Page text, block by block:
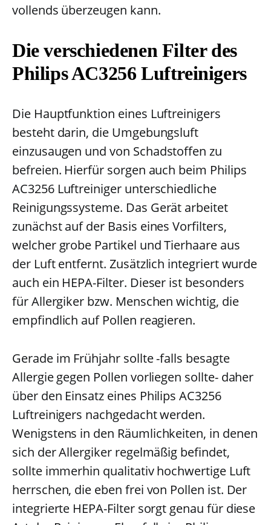
vollends überzeugen kann.
Die verschiedenen Filter des
Philips AC3256 Luftreinigers
Die Hauptfunktion eines Luftreinigers
besteht darin, die Umgebungsluft
einzusaugen und von Schadstoffen zu
befreien. Hierfür sorgen auch beim Philips
AC3256 Luftreiniger unterschiedliche
Reinigungssysteme. Das Gerät arbeitet
zunächst auf der Basis eines Vorfilters,
welcher grobe Partikel und Tierhaare aus
der Luft entfernt. Zusätzlich integriert wurde
auch ein HEPA-Filter. Dieser ist besonders
für Allergiker bzw. Menschen wichtig, die
empfindlich auf Pollen reagieren.
Gerade im Frühjahr sollte -falls besagte
Allergie gegen Pollen vorliegen sollte- daher
über den Einsatz eines Philips AC3256
Luftreinigers nachgedacht werden.
Wenigstens in den Räumlichkeiten, in denen
sich der Allergiker regelmäßig befindet,
sollte immerhin qualitativ hochwertige Luft
herrschen, die eben frei von Pollen ist. Der
integrierte HEPA-Filter sorgt genau für diese